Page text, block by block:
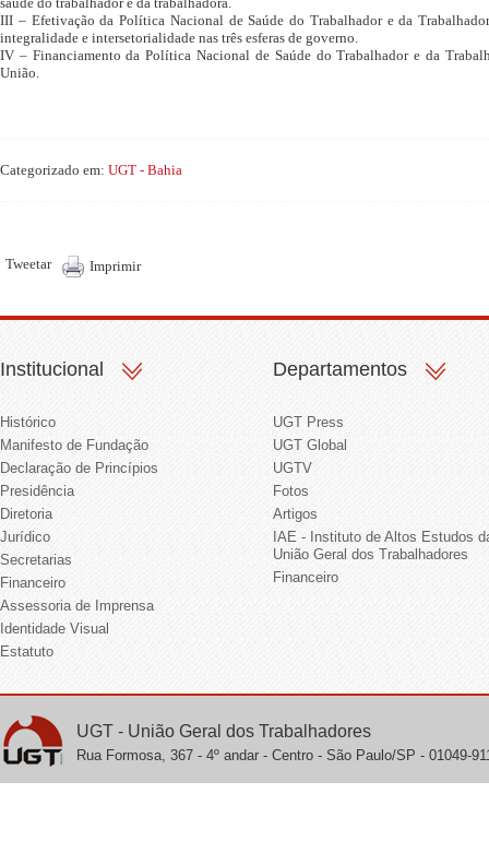
III – Efetivação da Política Nacional de Saúde do Trabalhador e da
integralidade e intersetorialidade nas três esferas de governo.
IV – Financiamento da Política Nacional de Saúde do Trabalhador e da
União.
Categorizado em: UGT - Bahia
Tweetar Imprimir
Institucional
Histórico
Manifesto de Fundação
Declaração de Princípios
Presidência
Diretoria
Jurídico
Secretarias
Financeiro
Assessoria de Imprensa
Identidade Visual
Estatuto
Departamentos
UGT Press
UGT Global
UGTV
Fotos
Artigos
IAE - Instituto de Altos Estudos
União Geral dos Trabalhadores
Financeiro
UGT - União Geral dos Trabalhadores
Rua Formosa, 367 - 4º andar - Centro - São Paulo/SP - 01049-